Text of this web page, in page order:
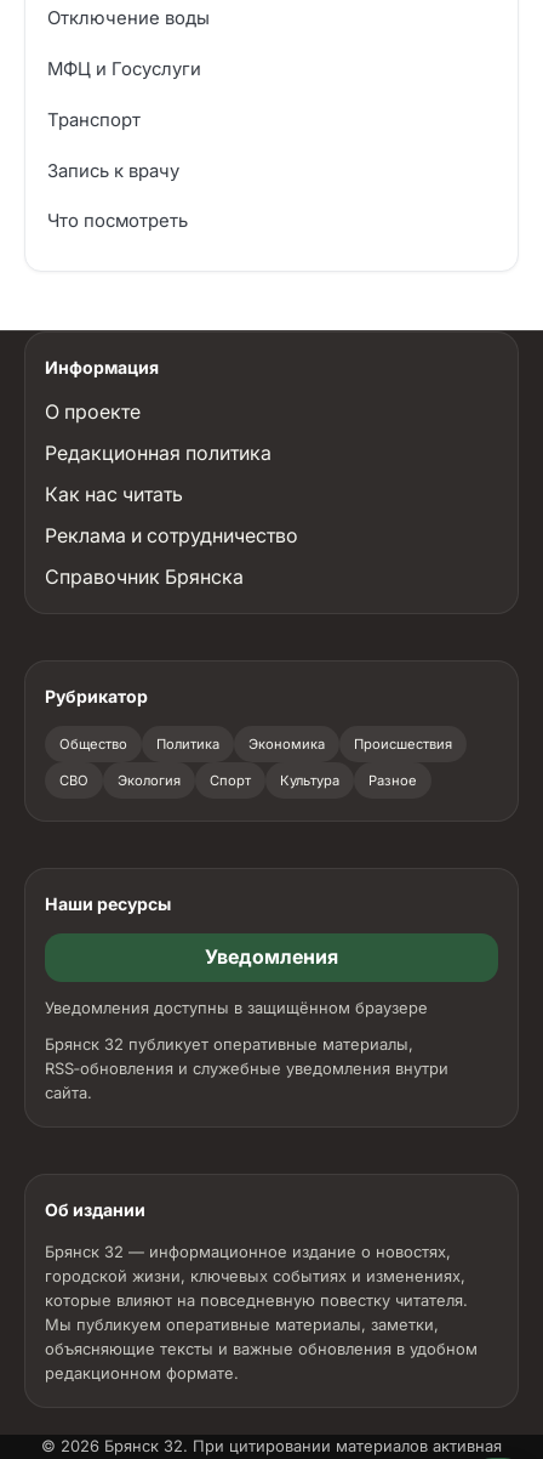
Отключение воды
МФЦ и Госуслуги
Транспорт
Запись к врачу
Что посмотреть
Информация
О проекте
Редакционная политика
Как нас читать
Реклама и сотрудничество
Справочник Брянска
Рубрикатор
Общество Политика Экономика Происшествия
СВО Экология Спорт Культура Разное
Наши ресурсы
Уведомления
Уведомления доступны в защищённом браузере
Брянск 32 публикует оперативные материалы,
RSS‑обновления и служебные уведомления внутри
сайта.
Об издании
Брянск 32 — информационное издание о новостях,
городской жизни, ключевых событиях и изменениях,
которые влияют на повседневную повестку читателя.
Мы публикуем оперативные материалы, заметки,
объясняющие тексты и важные обновления в удобном
редакционном формате.
© 2026 Брянск 32. При цитировании материалов активная